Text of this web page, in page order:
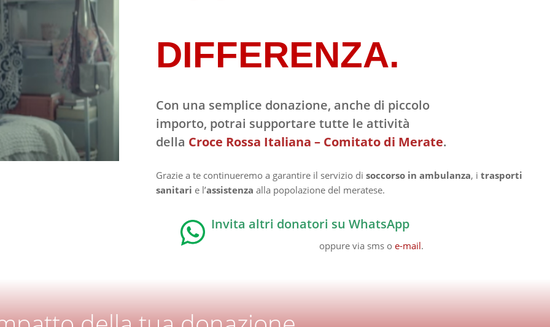
DIFFERENZA.
Con una semplice donazione, anche di piccolo
importo, potrai supportare tutte le attività
della Croce Rossa Italiana – Comitato di Merate.
Grazie a te continueremo a garantire il servizio di soccorso in ambulanza, i trasporti
sanitari e l’assistenza alla popolazione del meratese.
Invita altri donatori su WhatsApp
oppure via sms o e-mail.